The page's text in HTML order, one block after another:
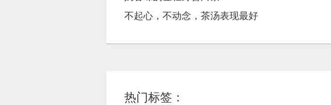
不起心，不动念，茶汤表现最好
热门标签：